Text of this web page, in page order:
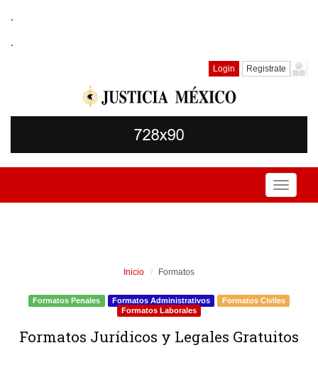
.
.
Login Registrate
Toggle
Inicio Formatos
Formatos Penales Formatos Administrativos
Formatos Civiles
Formatos Laborales
Formatos Jurídicos y Legales Gratuitos